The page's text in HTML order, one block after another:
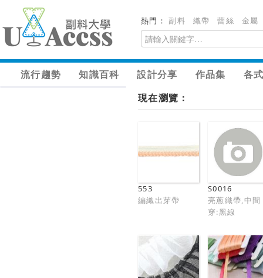
熱門：副料 織帶 蕾絲 金屬
流行趨勢 知識百科 設計分享 作品集
各
現在瀏覽：
553
編織出芽帶
S0016
亮蔥織帶,中間
穿:黑線